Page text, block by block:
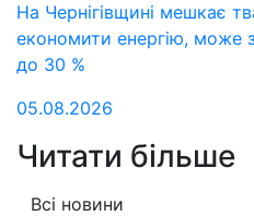
На Чернігівщині мешкає
економити енергію, може
до 30 %
05.08.2026
Читати більше
Всі новини